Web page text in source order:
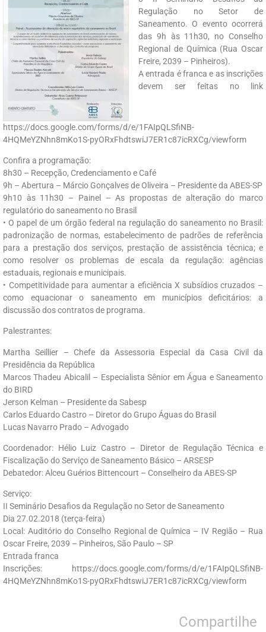
Regulação no Setor de
Saneamento. O evento ocorrerá
das 9h às 11h30, no Conselho
Regional de Química (Rua Oscar
Freire, 2039 – Pinheiros).
A entrada é franca e as inscrições
devem ser feitas no link
https://docs.google.com/forms/d/e/1FAIpQLSfiNB-
4HQMeYZNhn8mKo1S-pyORxFhdtswiJ7ER1c87icRXCg/viewform
Confira a programação:
8h30 – Recepção, Credenciamento e Café
9h – Abertura – Márcio Gonçalves de Oliveira – Presidente da ABES-SP
9h10 às 11h30 – Painel – As propostas de alteração do marco
regulatório do saneamento no Brasil
• O papel de um órgão federal na regulação do saneamento no Brasil:
padronização de normas, estabelecimento de padrões de referência
para a prestação dos serviços, prestação de assistência técnica; e
como resolver os problemas de escala da regulação: agências
estaduais, regionais e municipais.
• Competitividade para aumentar a eficiência X subsídios cruzados –
como equacionar o saneamento em municípios deficitários: a
discussão dos contratos de programa.
Palestrantes:
Martha Seillier – Chefe da Assessoria Especial da Casa Civil da
Presidência da República
Marcos Thadeu Abicalil – Especialista Sênior em Água e Saneamento
do BIRD
Jerson Kelman – Presidente da Sabesp
Carlos Eduardo Castro – Diretor do Grupo Águas do Brasil
Lucas Navarro Prado – Advogado
Coordenador: Hélio Luiz Castro – Diretor de Regulação Técnica e
Fiscalização do Serviço de Saneamento Básico – ARSESP
Debatedor: Alceu Guérios Bittencourt – Conselheiro da ABES-SP
Serviço:
II Seminário Desafios da Regulação no Setor de Saneamento
Dia 27.02.2018 (terça-feira)
Local: Auditório do Conselho Regional de Química – IV Região – Rua
Oscar Freire, 2039 – Pinheiros, São Paulo – SP
Entrada franca
Inscrições: https://docs.google.com/forms/d/e/1FAIpQLSfiNB-
4HQMeYZNhn8mKo1S-pyORxFhdtswiJ7ER1c87icRXCg/viewform
Compartilhe